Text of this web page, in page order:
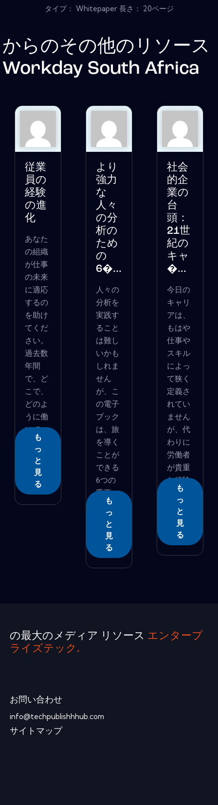
タイプ： Whitepaper 長さ： 20ページ
からのその他のリソース
Workday South Africa
従業
員の
経験
の進
化
あなた
の組織
が仕事
の未来
に適応
するの
を助け
てくだ
さい。
過去数
年間
で、ど
こで、
どのよ
うに働
いて
�...も
っ
と
見
る
より
強力
な
人々
の分
析の
ため
の
6�...
人々の
分析を
実践す
ること
は難し
いかも
しれま
せん
が、こ
の電子
ブック
は、旅
を導く
ことが
できる
6つの
重要
�...も
っ
と
見
る
社会
的企
業の
台
頭：
21世
紀の
キャ
�...
今日の
キャリ
アは、
もはや
仕事や
スキル
によっ
て狭く
定義さ
れてい
ません
が、代
わりに
労働者
が貴重
な経験
を...も
っ
と
見
る
の最大のメディア リソース エンタープ
ライズテック.
お問い合わせ
info@techpublishhhub.com
サイトマップ